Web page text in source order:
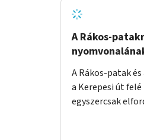
Kritikus pontnak
helyzetét,
együttműködve
hiszen
egész körút
lenne
kihelyezése
A Rákos-
A Rákos-patak
a Kerepesi út
egyszercsak